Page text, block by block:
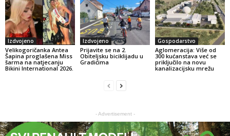
Izdvojeno
Velikogoričanka Antea
Šapina proglašena Miss
šarma na natjecanju
Bikini International 2026.
Izdvojeno
Prijavite se na 2.
Obiteljsku biciklijadu u
Gradićima
Gospodarstvo
Aglomeracija: Više od
300 kućanstava već se
priključilo na novu
kanalizacijsku mrežu
- Advertisement -